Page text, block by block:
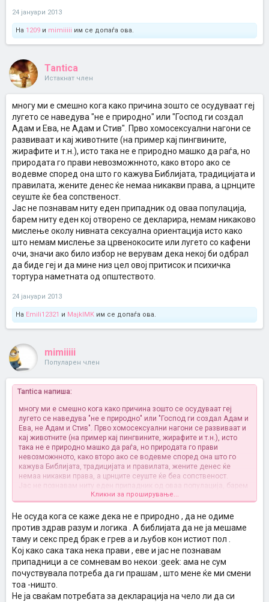
24 јануари 2013
На 1209 и mimiiiii им се допаѓа ова.
Tantica
Истакнат член
многу ми е смешно кога како причина зошто се осудуваат геј
лугето се наведува "не е природно" или "Господ ги создал
Адам и Ева, не Адам и Стив". Прво хомосексуални нагони се
развиваат и кај животните (на пример кај пингвините,
жирафите и т.н.), исто така не е природно машко да раѓа, но
природата го прави невозможнното, како второ ако се
водевме според она што го кажува Библијата, традицијата и
правилата, жените денес ќе немаа никакви права, а црнците
сеуште ќе беа сопственост.
Јас не познавам ниту еден припадник од оваа популација,
барем ниту еден кој отворено се декларира, немам никаково
мислење околу нивната сексуална ориентација исто како
што немам мислење за црвенокосите или лугето со кафени
очи, значи ако било избор не верувам дека некој би одбрал
да биде геј и да мине низ цел овој притисок и психичка
тортура наметната од општеството.
24 јануари 2013
На Emili12321 и MajklMK им се допаѓа ова.
mimiiiii
Популарен член
Tantica напиша:
многу ми е смешно кога како причина зошто се осудуваат геј
лугето се наведува "не е природно" или "Господ ги создал Адам и
Ева, не Адам и Стив". Прво хомосексуални нагони се развиваат и
кај животните (на пример кај пингвините, жирафите и т.н.), исто
така не е природно машко да раѓа, но природата го прави
невозможнното, како второ ако се водевме според она што го
кажува Библијата, традицијата и правилата, жените денес ќе
немаа никакви права, а црнците сеуште ќе беа сопственост.
Јас не познавам ниту еден припадник од оваа популација, барем
ниту еден кој отворено се декларира, немам никаково мислење
околу нивната сексуална ориентација исто како што немам
мислење за црвенокосите или лугето со кафени очи, значи ако
било избор не верувам дека некој би одбрал да биде геј и да
мине низ цел овој притисок и психичка тортура наметната од
општеството.
Кликни за проширување...
Не осуда кога се каже дека не е природно , да не одиме
против здрав разум и логика . А библијата да не ја мешаме
таму и секс пред брак е грев а и љубов кон истиот пол .
Кој како сака така нека прави , еве и јас не познавам
припадници а се сомневам во некои :geek: ама не сум
почуствувала потреба да ги прашам , што мене ќе ми смени
тоа -ништо.
Не ја сваќам потребата за декларација на чело ли да си